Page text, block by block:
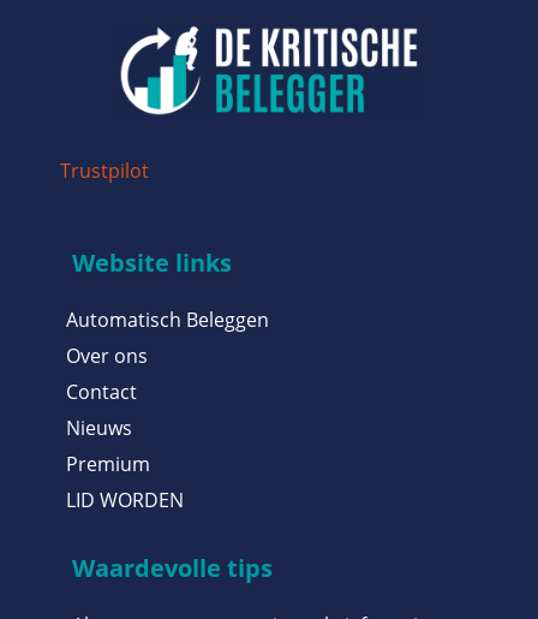
Trustpilot
Website links
Automatisch Beleggen
Over ons
Contact
Nieuws
Premium
LID WORDEN
Waardevolle tips